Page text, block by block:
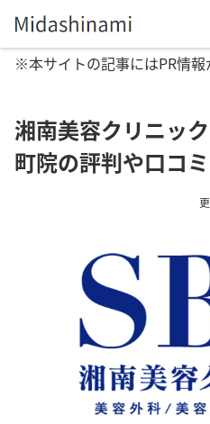
※本サイトの記事にはPR情報
湘南美容クリニッ
町院の評判や口コ